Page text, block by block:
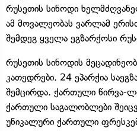
რუსეთის სინოდი
ამ მოვალეობას ვარლამ
შემდეგ ყველა ეგზარქოსი
რუსეთის სინოდის
კათედრები. 24 ეპარქია
შემცირდა. ქართული წირვა-
ქართული საგალობლები
უნიკალური ქართული